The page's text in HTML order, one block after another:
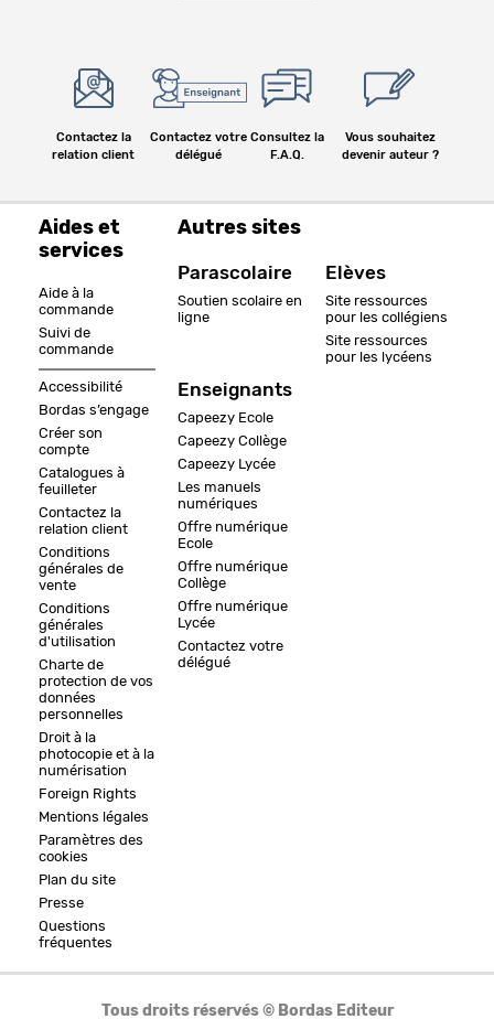
Contactez la
relation client
Contactez votre
délégué
Consultez la
F.A.Q.
Vous souhaitez
devenir auteur ?
Aides et
services
Aide à la
commande
Suivi de
commande
Accessibilité
Bordas s’engage
Créer son
compte
Catalogues à
feuilleter
Contactez la
relation client
Conditions
générales de
vente
Conditions
générales
d'utilisation
Charte de
protection de vos
données
personnelles
Droit à la
photocopie et à la
numérisation
Foreign Rights
Mentions légales
Paramètres des
cookies
Plan du site
Presse
Questions
fréquentes
Autres sites
Parascolaire
Soutien scolaire en
ligne
Enseignants
Capeezy Ecole
Capeezy Collège
Capeezy Lycée
Les manuels
numériques
Offre numérique
Ecole
Offre numérique
Collège
Offre numérique
Lycée
Contactez votre
délégué
Elèves
Site ressources
pour les collégiens
Site ressources
pour les lycéens
Tous droits réservés © Bordas Editeur